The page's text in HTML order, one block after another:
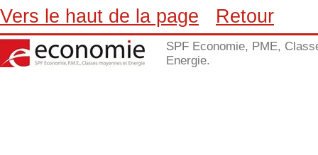
Vers le haut de la page Retour
SPF Economie, PME,
Energie.